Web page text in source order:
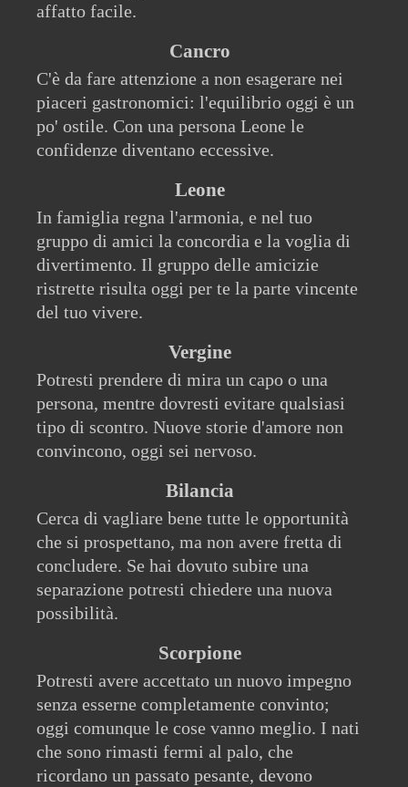
affatto facile.
Cancro
C'è da fare attenzione a non esagerare nei
piaceri gastronomici: l'equilibrio oggi è un
po' ostile. Con una persona Leone le
confidenze diventano eccessive.
Leone
In famiglia regna l'armonia, e nel tuo
gruppo di amici la concordia e la voglia di
divertimento. Il gruppo delle amicizie
ristrette risulta oggi per te la parte vincente
del tuo vivere.
Vergine
Potresti prendere di mira un capo o una
persona, mentre dovresti evitare qualsiasi
tipo di scontro. Nuove storie d'amore non
convincono, oggi sei nervoso.
Bilancia
Cerca di vagliare bene tutte le opportunità
che si prospettano, ma non avere fretta di
concludere. Se hai dovuto subire una
separazione potresti chiedere una nuova
possibilità.
Scorpione
Potresti avere accettato un nuovo impegno
senza esserne completamente convinto;
oggi comunque le cose vanno meglio. I nati
che sono rimasti fermi al palo, che
ricordano un passato pesante, devono